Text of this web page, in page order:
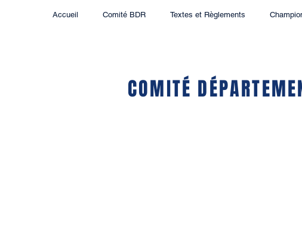
Accueil Comité BDR Textes et Règlements
COMITÉ